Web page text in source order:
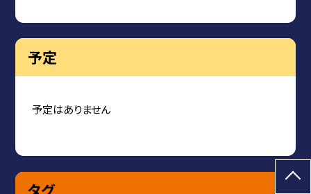
予定
予定はありません